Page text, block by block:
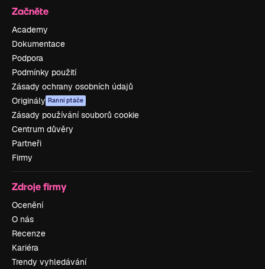
Začněte
Academy
Dokumentace
Podpora
Podmínky použití
Zásady ochrany osobních údajů
Originály Ranní ptáče
Zásady používání souborů cookie
Centrum důvěry
Partneři
Firmy
Zdroje firmy
Ocenění
O nás
Recenze
Kariéra
Trendy vyhledávání